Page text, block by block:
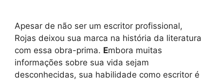
Apesar de não ser um escritor profissional,
Rojas deixou sua marca na história da literatura
com essa obra-prima. Embora muitas
informações sobre sua vida sejam
desconhecidas, sua habilidade como escritor é